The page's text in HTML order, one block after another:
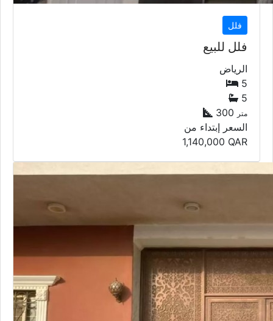
فلل
فلل للبيع
الرياض
5
5
300 متر
السعر إبتداء من
1,140,000 QAR